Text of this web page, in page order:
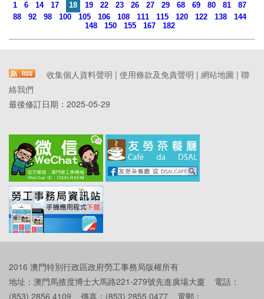
1 6 14 17 18 19 22 23 26 27 29 68 69 80 81
87
88
92 98 100 105 106 108 111 115 120 122 138
144
148
150 155 167 182
收集個人資料聲明 | 使用條款及免責聲明 | 網站地圖 | 聯
絡我們
最後修訂日期： 2025-05-29
2016 澳門特別行政區政府勞工事務局版權所有
地址：澳門馬揸度博士大馬路221-279號先進廣場大廈 電話：
(853) 2856 4109 傳真：(853) 2855 0477 電郵：